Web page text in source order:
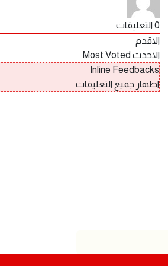
0 التعليقات
الاقدم
الاحدث Most Voted
Inline Feedbacks
اظهار جميع التعليقات